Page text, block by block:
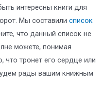
интересны книги для
Мы составили список
что данный список не
можете, понимая
что тронет его сердце или
рады вашим книжным